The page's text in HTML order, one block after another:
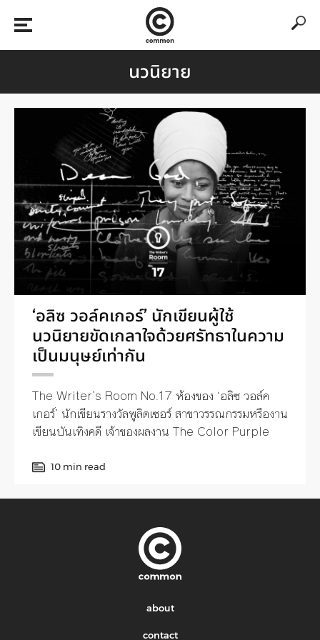
นวนิยาย
‘อลิซ วอล์คเกอร์’ นักเขียนผู้ใช้
นวนิยายขัดเกลาใจด้วยศรัทธาในความ
เป็นมนุษย์เท่ากัน
The Writer’s Room No.17 ห้องของ ‘อลิซ วอล์ค
เกอร์’ นักเขียนรางวัลพูลิตเซอร์ สาขาวรรณกรรมหรืองาน
เขียนบันเทิงคดี เจ้าของผลงาน The Color Purple
10 min read
about
contact